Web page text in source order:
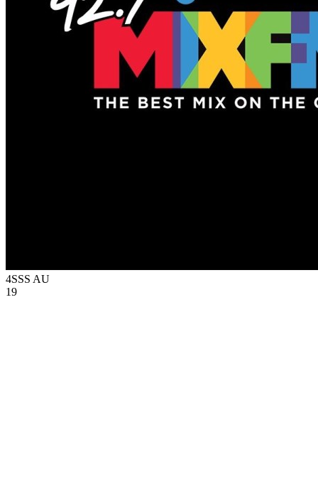
4SSS AU
19